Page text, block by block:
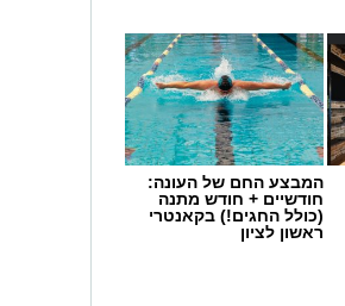
המבצע החם של העונה:
חודשיים + חודש מתנה
(כולל החגים!) בקאנטרי
ראשון לציון